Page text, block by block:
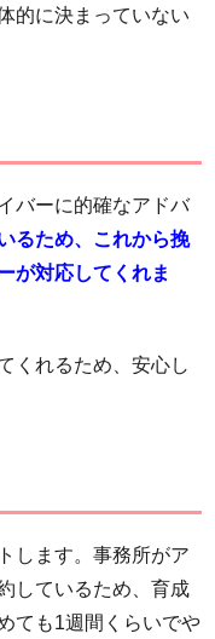
的に決まっていない
バーに的確なアドバ
るため、これから挽
が対応してくれま
くれるため、安心し
します。事務所がア
しているため、育成
ても1週間くらいでや